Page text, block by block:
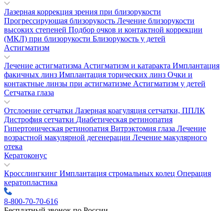
Лазерная коррекция зрения при близорукости
Прогрессирующая близорукость Лечение близорукости
высоких степеней Подбор очков и контактной коррекции
(МКЛ) при близорукости Близорукость у детей
Астигматизм
Лечение астигматизма Астигматизм и катаракта Имплантация
факичных линз Имплантация торических линз Очки и
контактные линзы при астигматизме Астигматизм у детей
Сетчатка глаза
Отслоение сетчатки Лазерная коагуляция сетчатки, ППЛК
Дистрофия сетчатки Диабетическая ретинопатия
Гипертоническая ретинопатия Витрэктомия глаза Лечение
возрастной макулярной дегенерации Лечение макулярного
отека
Кератоконус
Кросслингкинг Имплантация стромальных колец Операция
кератопластика
8-800-70-70-616